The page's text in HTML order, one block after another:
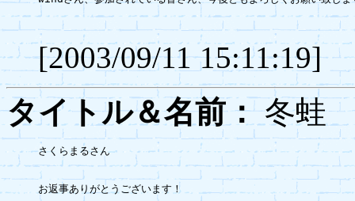
[2003/09/11 15:11:19]
タイトル＆名前：冬
さくらまるさん
お返事ありがとうございます！